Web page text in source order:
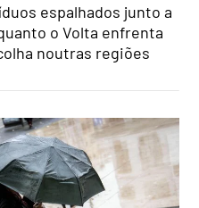
espalhados junto a
o Volta enfrenta
noutras regiões